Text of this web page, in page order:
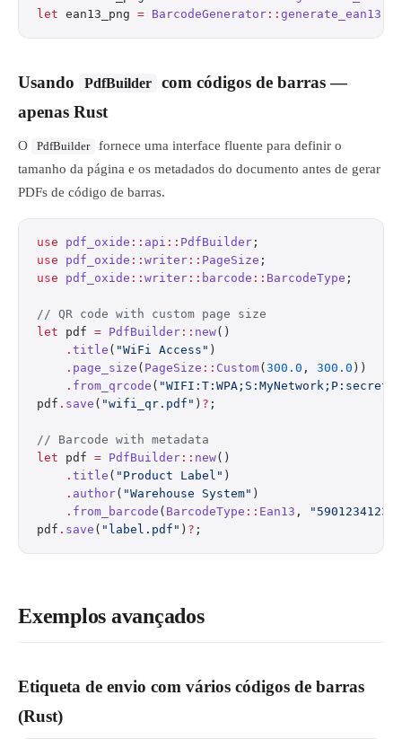
let ean13_png = BarcodeGenerator :: generate_ean13
Usando PdfBuilder
com códigos de barras —
apenas Rust
O PdfBuilder
fornece uma interface fluente para definir o
tamanho da página e os metadados do documento antes de gerar
PDFs de código de barras.
use pdf_oxide :: api :: PdfBuilder ;
use pdf_oxide :: writer :: PageSize ;
use pdf_oxide :: writer :: barcode :: BarcodeType ;
// QR code with custom page size
let pdf = PdfBuilder :: new()
    .
title ( "WiFi Access" )
    .
page_size ( PageSize :: Custom( 300.0 , 300.0 ))
    .
from_qrcode (
pdf . save ( "wifi_qr.pdf" ) ? ;
// Barcode with metadata
let pdf = PdfBuilder :: new()
    .
title ( "Product Label" )
    .
author( "Warehouse System" )
    .
from_barcode ( BarcodeType :: Ean13 ,
pdf . save ( "label.pdf" ) ? ;
Exemplos avançados
Etiqueta de envio com vários códigos de barras
(Rust)